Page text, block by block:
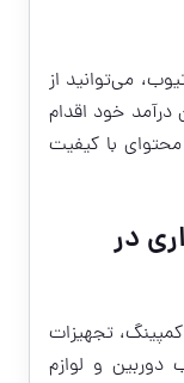
می‌توانید از
درآمد خود اقدام
با کیفیت
در
تجهیزات
دوربین و لوازم